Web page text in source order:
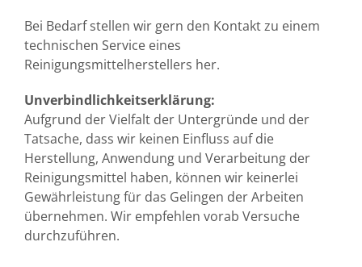
Bei Bedarf stellen wir gern den Kontakt zu einem
technischen Service eines
Reinigungsmittelherstellers her.
Unverbindlichkeitserklärung:
Aufgrund der Vielfalt der Untergründe und der
Tatsache, dass wir keinen Einfluss auf die
Herstellung, Anwendung und Verarbeitung der
Reinigungsmittel haben, können wir keinerlei
Gewährleistung für das Gelingen der Arbeiten
übernehmen. Wir empfehlen vorab Versuche
durchzuführen.